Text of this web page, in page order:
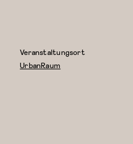
Veranstaltungsort
UrbanRaum